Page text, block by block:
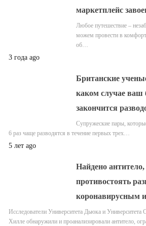
маркетплейс
Любое путешествие –
можем провести в
об…
3 года ago
Британские
каком случае ваш
закончится
Супружеские пары,
6 раз чаще разводятся в течение первых трех…
5 лет ago
Найдено антитело,
противостоять
коронавирусным
Исследователи Университета Дьюка и
Хилле обнаружили и проанализировали антитело,